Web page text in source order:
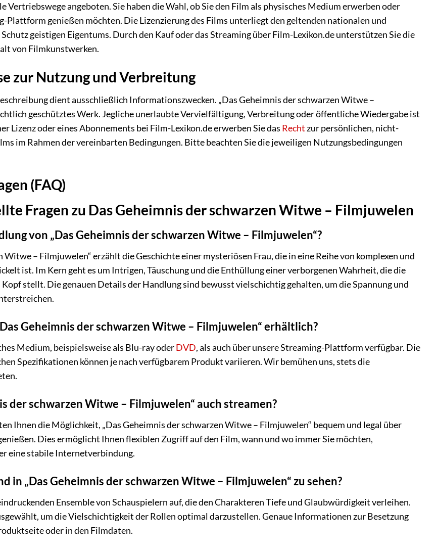
Vertriebswege angeboten. Sie haben die Wahl, ob Sie den Film als physisches Medium erwerben oder
Plattform genießen möchten. Die Lizenzierung des Films unterliegt den geltenden nationalen und
geistigen Eigentums. Durch den Kauf oder das Streaming über Film-Lexikon.de unterstützen Sie die
von Filmkunstwerken.
zur Nutzung und Verbreitung
dient ausschließlich Informationszwecken. „Das Geheimnis der schwarzen Witwe –
geschütztes Werk. Jegliche unerlaubte Vervielfältigung, Verbreitung oder öffentliche Wiedergabe ist
Lizenz oder eines Abonnements bei Film-Lexikon.de erwerben Sie das Rechtzur persönlichen, nicht-
im Rahmen der vereinbarten Bedingungen. Bitte beachten Sie die jeweiligen Nutzungsbedingungen
(FAQ)
Fragen zu Das Geheimnis der schwarzen Witwe – Filmjuwelen
von „Das Geheimnis der schwarzen Witwe – Filmjuwelen“?
Witwe – Filmjuwelen“ erzählt die Geschichte einer mysteriösen Frau, die in eine Reihe von komplexen und
ist. Im Kern geht es um Intrigen, Täuschung und die Enthüllung einer verborgenen Wahrheit, die die
stellt. Die genauen Details der Handlung sind bewusst vielschichtig gehalten, um die Spannung und
Geheimnis der schwarzen Witwe – Filmjuwelen“ erhältlich?
Medium, beispielsweise als Blu-ray oderDVD, als auch über unsere Streaming-Plattform verfügbar. Die
Spezifikationen können je nach verfügbarem Produkt variieren. Wir bemühen uns, stets die
der schwarzen Witwe – Filmjuwelen“ auch streamen?
Ihnen die Möglichkeit, „Das Geheimnis der schwarzen Witwe – Filmjuwelen“ bequem und legal über
Dies ermöglicht Ihnen flexiblen Zugriff auf den Film, wann und wo immer Sie möchten,
eine stabile Internetverbindung.
in „Das Geheimnis der schwarzen Witwe – Filmjuwelen“ zu sehen?
Ensemble von Schauspielern auf, die den Charakteren Tiefe und Glaubwürdigkeit verleihen.
um die Vielschichtigkeit der Rollen optimal darzustellen. Genaue Informationen zur Besetzung
oder in den Filmdaten.